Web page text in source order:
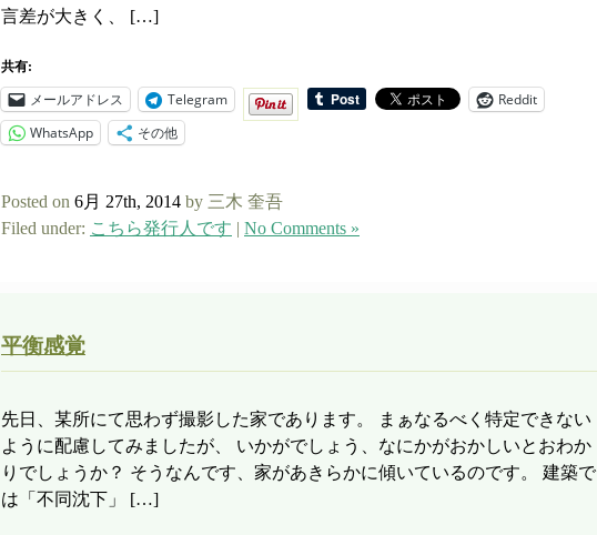
言差が大きく、 […]
共有:
メールアドレス Telegram
Reddit
WhatsApp
その他
Posted on 6月 27th, 2014 by 三木 奎吾
Filed under: こちら発行人です | No Comments »
平衡感覚
先日、某所にて思わず撮影した家であります。 まぁなるべく特定できない
ように配慮してみましたが、 いかがでしょう、なにかがおかしいとおわか
りでしょうか？ そうなんです、家があきらかに傾いているのです。 建築で
は「不同沈下」 […]